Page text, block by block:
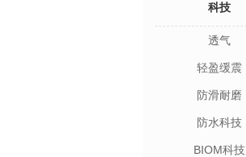
科技
透气
轻盈缓震
防滑耐磨
防水科技
BIOM科技